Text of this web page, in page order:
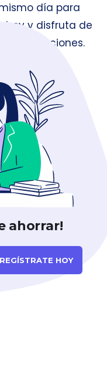
día para
hoy y disfruta de
ahorrar!
REGÍSTRATE HOY